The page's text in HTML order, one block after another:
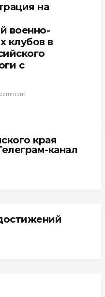
на
военно-
клубов в
с
края
канал